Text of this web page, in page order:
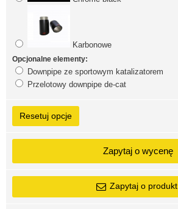
Karbonowe
Opcjonalne elementy:
Downpipe ze sportowym katalizatorem
Przelotowy downpipe de-cat
Resetuj opcje
Zapytaj o wycenę
Zapytaj o produkt